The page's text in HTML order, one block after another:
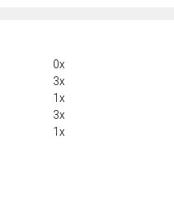
0x
3x
1x
3x
1x